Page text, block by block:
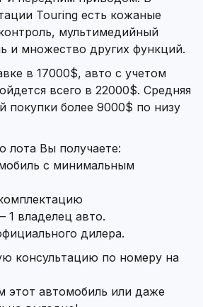
Touring есть кожаные
мультимедийный
и множество других функций.
в 17000$, авто с учетом
всего в 22000$. Средняя
покупки более 9000$ по низу
лота Вы получаете:
с минимальным
1 владелец авто.
дилера.
консультацию по номеру на
этот автомобиль или даже